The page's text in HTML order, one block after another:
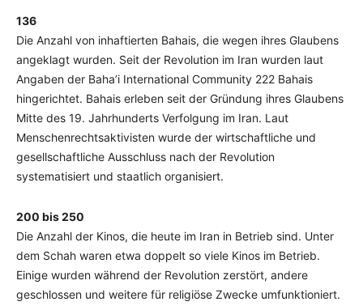
136
Die Anzahl von inhaftierten Bahais, die wegen ihres Glaubens
angeklagt wurden. Seit der Revolution im Iran wurden laut
Angaben der Baha’i International Community 222 Bahais
hingerichtet. Bahais erleben seit der Gründung ihres Glaubens
Mitte des 19. Jahrhunderts Verfolgung im Iran. Laut
Menschenrechtsaktivisten wurde der wirtschaftliche und
gesellschaftliche Ausschluss nach der Revolution
systematisiert und staatlich organisiert.
200 bis 250
Die Anzahl der Kinos, die heute im Iran in Betrieb sind. Unter
dem Schah waren etwa doppelt so viele Kinos im Betrieb.
Einige wurden während der Revolution zerstört, andere
geschlossen und weitere für religiöse Zwecke umfunktioniert.